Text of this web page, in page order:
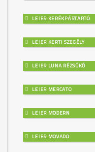
LEIER KERÉKPÁRTARTÓ
LEIER KERTI SZEGÉLY
LEIER LUNA RÉZSŰKŐ
LEIER MERCATO
LEIER MODERN
LEIER MOVADO